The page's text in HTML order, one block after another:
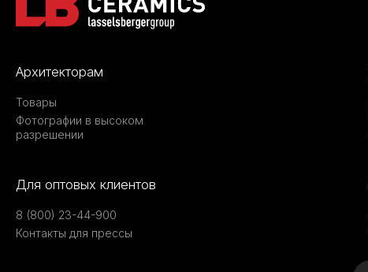
Архитекторам
Товары
Фотографии в высоком
разрешении
Для оптовых клиентов
8 (800) 23-44-900
Контакты для прессы